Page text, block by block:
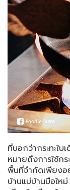
ที่บอกว่ากระทะใ
หมายถึงการใช้ก
พื้นที่จำกัดเพียงอ
บ้านแม่บ้านมือใหม่​